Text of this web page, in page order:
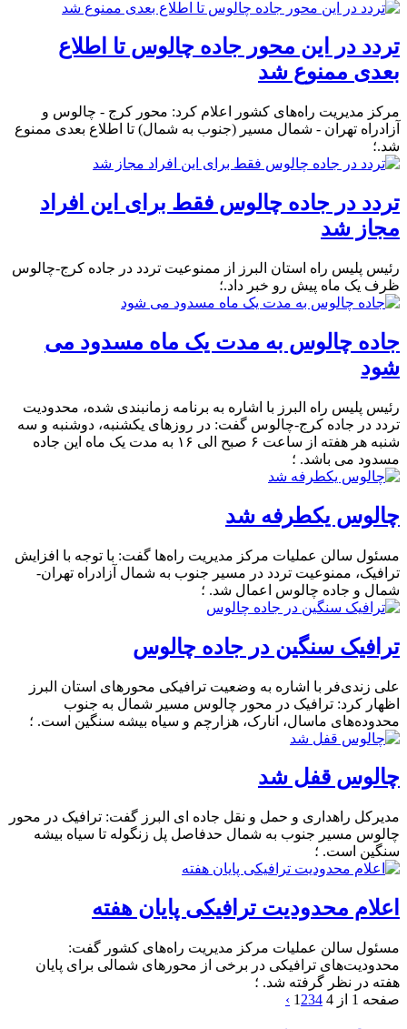
تردد در این محور جاده چالوس تا اطلاع
بعدی ممنوع شد
مرکز مدیریت راه‌های کشور اعلام کرد: محور کرج - چالوس و
آزادراه تهران - شمال مسیر (جنوب به شمال) تا اطلاع بعدی ممنوع
شد.؛
تردد در جاده چالوس فقط برای این افراد
مجاز شد
رئیس پلیس راه استان البرز از ممنوعیت تردد در جاده کرج-چالوس
ظرف یک ماه پیش رو خبر داد.؛
جاده چالوس به مدت یک ماه مسدود می
شود
رئیس پلیس راه البرز با اشاره به برنامه زمانبندی شده، محدودیت
تردد در جاده کرج-چالوس گفت: در روزهای یکشنبه، دوشنبه و سه
شنبه هر هفته از ساعت ۶ صبح الی ۱۶ به مدت یک ماه این جاده
مسدود می باشد. ؛
چالوس یکطرفه شد
مسئول سالن عملیات مرکز مدیریت راه‌ها گفت: با توجه با افزایش
ترافیک، ممنوعیت تردد در مسیر جنوب به شمال آزادراه تهران-
شمال و جاده چالوس اعمال شد. ؛
ترافیک سنگین در جاده چالوس
علی زندی‌فر با اشاره به وضعیت ترافیکی محورهای استان البرز
اظهار کرد: ترافیک در محور چالوس مسیر شمال به جنوب
محدوده‌های ماسال، انارک، هزارچم و سیاه بیشه سنگین است. ؛
چالوس قفل شد
مدیرکل راهداری و حمل و نقل جاده ای البرز گفت: ترافیک در محور
چالوس مسیر جنوب به شمال حدفاصل پل زنگوله تا سیاه بیشه
سنگین است. ؛
اعلام محدودیت ترافیکی پایان هفته
مسئول سالن عملیات مرکز مدیریت راه‌های کشور گفت:
محدودیت‌های ترافیکی در برخی از محور‌های شمالی برای پایان
هفته در نظر گرفته شد. ؛
صفحه 1 از 4
1 234
›